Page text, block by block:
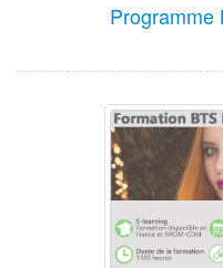
Programme